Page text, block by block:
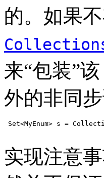
的。如果
来“包装”
外的非同步
Set<MyEnum> s =
实现注意